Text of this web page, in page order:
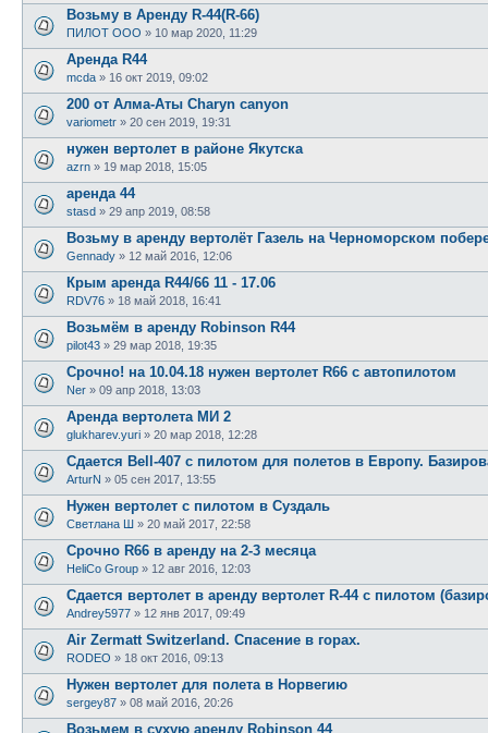
Возьму в Аренду R-44(R-66)
ПИЛОТ ООО » 10 мар 2020, 11:29
Аренда R44
mcda » 16 окт 2019, 09:02
200 от Алма-Аты Charyn canyon
variometr » 20 сен 2019, 19:31
нужен вертолет в районе Якутска
azrn » 19 мар 2018, 15:05
аренда 44
stasd » 29 апр 2019, 08:58
Возьму в аренду вертолёт Газель на Черноморском
Gennady » 12 май 2016, 12:06
Крым аренда R44/66 11 - 17.06
RDV76 » 18 май 2018, 16:41
Возьмём в аренду Robinson R44
pilot43 » 29 мар 2018, 19:35
Срочно! на 10.04.18 нужен вертолет R66 c автопилотом
Ner » 09 апр 2018, 13:03
Аренда вертолета МИ 2
glukharev.yuri » 20 мар 2018, 12:28
Сдается Bell-407 с пилотом для полетов в Европу.
ArturN » 05 сен 2017, 13:55
Нужен вертолет с пилотом в Суздаль
Светлана Ш » 20 май 2017, 22:58
Срочно R66 в аренду на 2-3 месяца
HeliCo Group » 12 авг 2016, 12:03
Сдается вертолет в аренду вертолет R-44 c пилотом
Andrey5977 » 12 янв 2017, 09:49
Air Zermatt Switzerland. Спасение в горах.
RODEO » 18 окт 2016, 09:13
Нужен вертолет для полета в Норвегию
sergey87 » 08 май 2016, 20:26
Возьмем в сухую аренду Robinson 44